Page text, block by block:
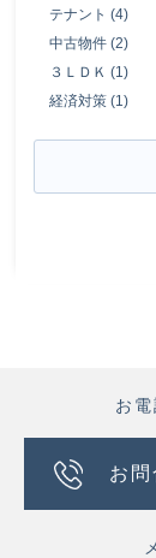
テナント (4)
中古物件 (2)
３ＬＤＫ (1)
経済対策 (1)
お
お